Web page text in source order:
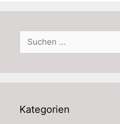
Suchen
nach:
Kategorien